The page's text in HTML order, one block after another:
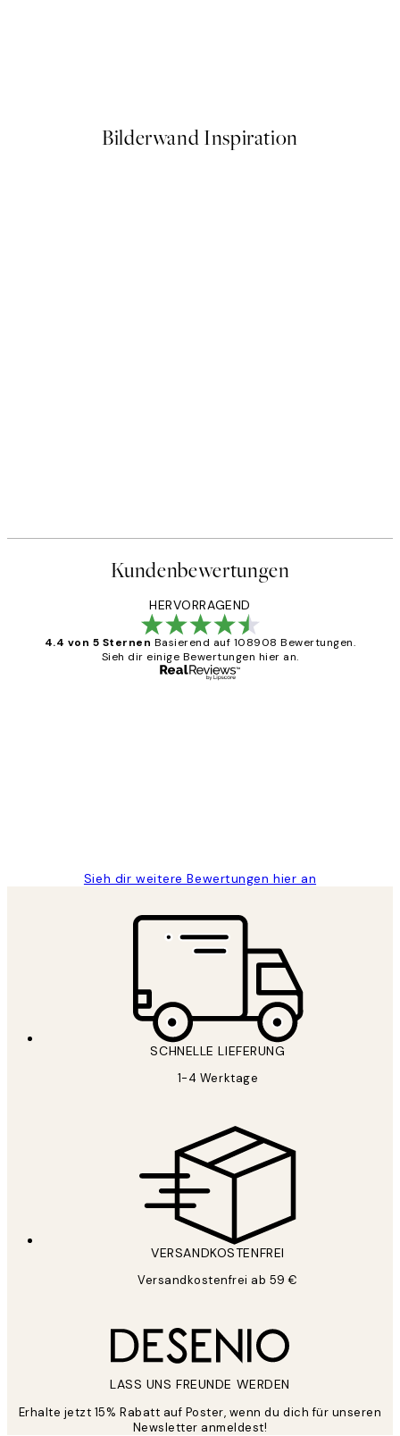
Bilderwand Inspiration
Kundenbewertungen
HERVORRAGEND
4.4 von 5 Sternen Basierend auf 108908 Bewertungen.
Sieh dir einige Bewertungen hier an.
Sieh dir weitere Bewertungen hier an
SCHNELLE LIEFERUNG
1-4 Werktage
VERSANDKOSTENFREI
Versandkostenfrei ab 59 €
LASS UNS FREUNDE WERDEN
Erhalte jetzt 15% Rabatt auf Poster, wenn du dich für unseren
Newsletter anmeldest!